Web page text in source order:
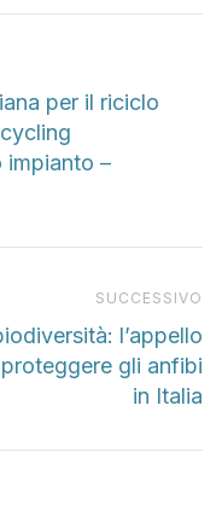
per il riciclo
impianto –
SUCCESSIVO
l’appello
gli anfibi
in Italia